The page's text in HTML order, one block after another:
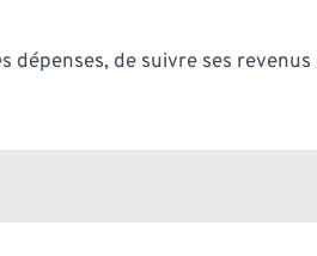
dépenses, de suivre ses revenus